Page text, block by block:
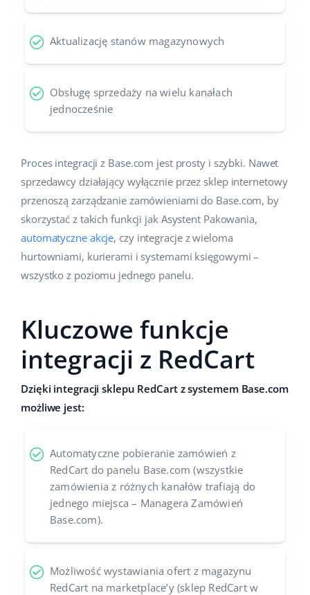
Aktualizację stanów magazynowych
Obsługę sprzedaży na wielu kanałach
jednocześnie
Proces integracji z Base.com jest prosty i szybki. Nawet
sprzedawcy działający wyłącznie przez sklep internetowy
przenoszą zarządzanie zamówieniami do Base.com, by
skorzystać z takich funkcji jak Asystent Pakowania,
automatyczne akcje, czy integracje z wieloma
hurtowniami, kurierami i systemami księgowymi –
wszystko z poziomu jednego panelu.
Kluczowe funkcje
integracji z RedCart
Dzięki integracji sklepu RedCart z systemem Base.com
możliwe jest:
Automatyczne pobieranie zamówień z
RedCart do panelu Base.com (wszystkie
zamówienia z różnych kanałów trafiają do
jednego miejsca – Managera Zamówień
Base.com).
Możliwość wystawiania ofert z magazynu
RedCart na marketplace’y (sklep RedCart w